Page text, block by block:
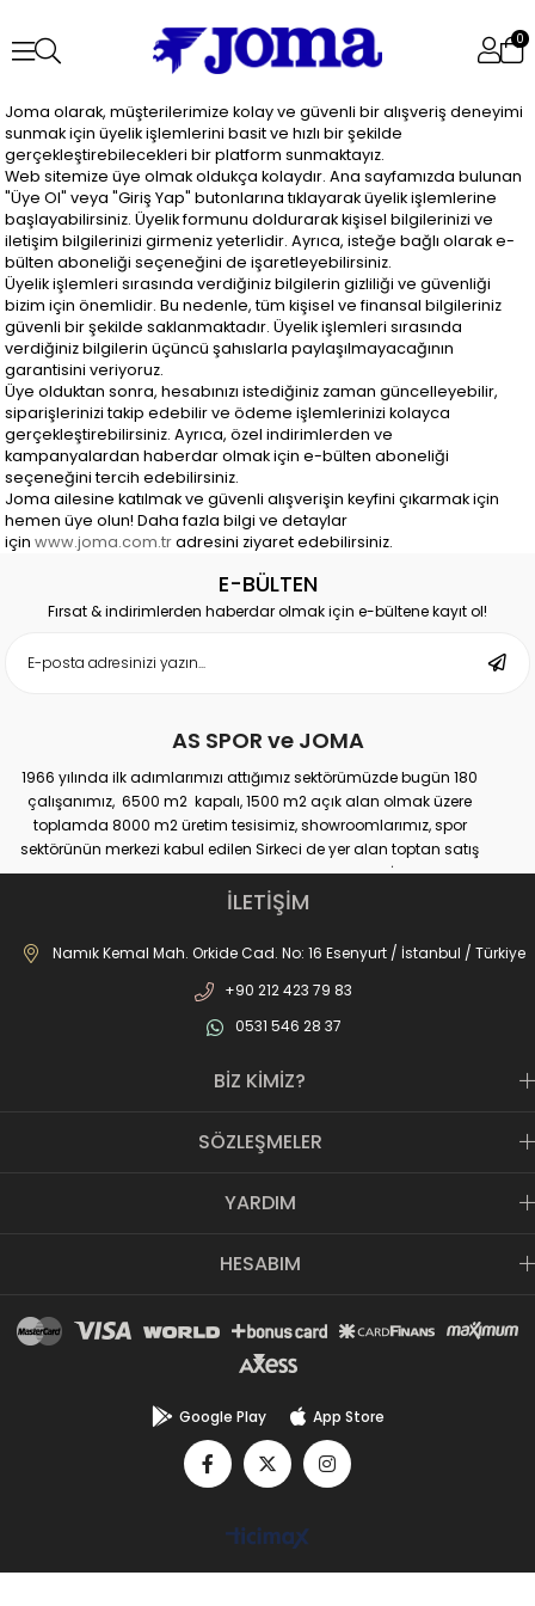
0
Joma olarak, müşterilerimize kolay ve güvenli bir alışveriş deneyimi
sunmak için üyelik işlemlerini basit ve hızlı bir şekilde
gerçekleştirebilecekleri bir platform sunmaktayız.
Web sitemize üye olmak oldukça kolaydır. Ana sayfamızda bulunan
"Üye Ol" veya "Giriş Yap" butonlarına tıklayarak üyelik işlemlerine
başlayabilirsiniz. Üyelik formunu doldurarak kişisel bilgilerinizi ve
iletişim bilgilerinizi girmeniz yeterlidir. Ayrıca, isteğe bağlı olarak e-
bülten aboneliği seçeneğini de işaretleyebilirsiniz.
Üyelik işlemleri sırasında verdiğiniz bilgilerin gizliliği ve güvenliği
bizim için önemlidir. Bu nedenle, tüm kişisel ve finansal bilgileriniz
güvenli bir şekilde saklanmaktadır. Üyelik işlemleri sırasında
verdiğiniz bilgilerin üçüncü şahıslarla paylaşılmayacağının
garantisini veriyoruz.
Üye olduktan sonra, hesabınızı istediğiniz zaman güncelleyebilir,
siparişlerinizi takip edebilir ve ödeme işlemlerinizi kolayca
gerçekleştirebilirsiniz. Ayrıca, özel indirimlerden ve
kampanyalardan haberdar olmak için e-bülten aboneliği
seçeneğini tercih edebilirsiniz.
Joma ailesine katılmak ve güvenli alışverişin keyfini çıkarmak için
hemen üye olun! Daha fazla bilgi ve detaylar
içinwww.joma.com.tradresini ziyaret edebilirsiniz.
E-BÜLTEN
Fırsat & indirimlerden haberdar olmak için e-bültene kayıt ol!
AS SPOR ve JOMA
1966 yılında ilk adımlarımızı attığımız sektörümüzde bugün 180
çalışanımız, 6500 m2 kapalı, 1500 m2 açık alan olmak üzere
toplamda 8000 m2 üretim tesisimiz, showroomlarımız, spor
sektörünün merkezi kabul edilen Sirkeci de yer alan toptan satış
mağazamız, Türkiye genelinde yaklaşık 300 bayimiz, İstanbul’da 10
perakande mağazamız, Türkiye’ye hizmet eden e-ticaret sanal
mağazamız ile AS SPOR ailesi günden güne büyüyerek sektöre,
JOMA markası ile de Türkiye'de ülkemize hizmet etmektedir.
İLETİŞİM
Namık Kemal Mah. Orkide Cad. No: 16 Esenyurt / İstanbul / Türkiye
+90 212 423 79 83
0531 546 28 37
BİZ KİMİZ?
SÖZLEŞMELER
YARDIM
HESABIM
Google Play App Store